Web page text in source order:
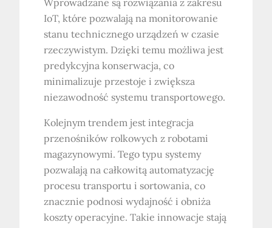
IoT, które pozwalają na monitorowanie
stanu technicznego urządzeń w czasie
rzeczywistym. Dzięki temu możliwa jest
predykcyjna konserwacja, co
minimalizuje przestoje i zwiększa
niezawodność systemu transportowego.
Kolejnym trendem jest integracja
przenośników rolkowych z robotami
magazynowymi. Tego typu systemy
pozwalają na całkowitą automatyzację
procesu transportu i sortowania, co
znacznie podnosi wydajność i obniża
koszty operacyjne. Takie innowacje stają